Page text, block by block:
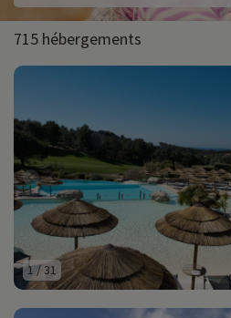
715 hébergements
1/31